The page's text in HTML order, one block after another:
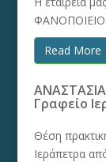
Read More
Γραφείο
Θέση
Ιεράπετρα